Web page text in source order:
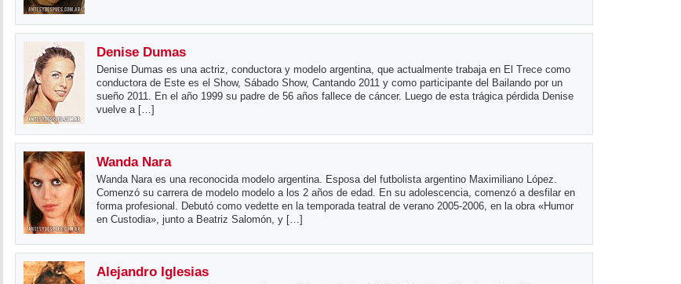
Denise Dumas
Denise Dumas es una actriz, conductora y modelo argentina, que actualmente trabaja en El Trece como
conductora de Este es el Show, Sábado Show, Cantando 2011 y como participante del Bailando por un
sueño 2011. En el año 1999 su padre de 56 años fallece de cáncer. Luego de esta trágica pérdida Denise
vuelve a […]
Wanda Nara
Wanda Nara es una reconocida modelo argentina. Esposa del futbolista argentino Maximiliano López.
Comenzó su carrera de modelo modelo a los 2 años de edad. En su adolescencia, comenzó a desfilar en
forma profesional. Debutó como vedette en la temporada teatral de verano 2005-2006, en la obra «Humor
en Custodia», junto a Beatriz Salomón, y […]
Alejandro Iglesias